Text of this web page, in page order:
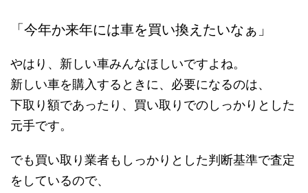
「今年か来年には車を買い換えたいなぁ」
やはり、新しい車みんなほしいですよね。
新しい車を購入するときに、必要になるのは、
下取り額であったり、買い取りでのしっかりとした
元手です。
でも買い取り業者もしっかりとした判断基準で査定
をしているので、